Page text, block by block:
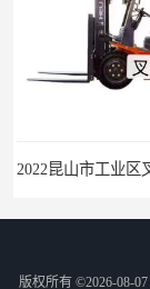
版权所有 ©2026-08-07